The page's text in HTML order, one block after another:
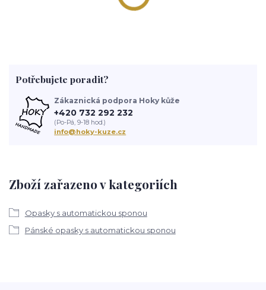
Zboží zařazeno v kategoriích
Opasky s automatickou sponou
Pánské opasky s automatickou sponou
Potřebujete poradit?
Zákaznická podpora Hoky kůže
+420 732 292 232
(Po-Pá, 9-18 hod.)
info@hoky-kuze.cz